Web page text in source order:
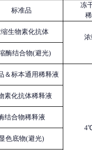
标准品
冻
生物素化抗体
酶结合物(避光)
＆标本通用稀释液
素化抗体稀释液
结合物稀释液
色底物(避光)